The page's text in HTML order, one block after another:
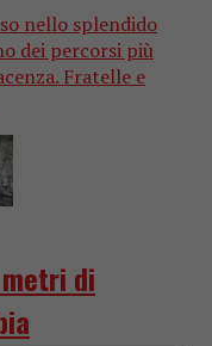
nello splendido
dei percorsi più
Fratelle e
di